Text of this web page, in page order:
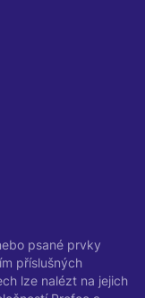
psané prvky
příslušných
lze nalézt na jejich